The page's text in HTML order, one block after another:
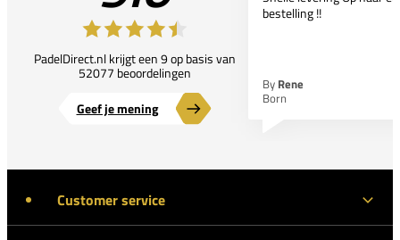
PadelDirect.nl krijgt een 9 op basis van
52077 beoordelingen
Geef je mening
bestelling !!
By Rene
Born
Customer service